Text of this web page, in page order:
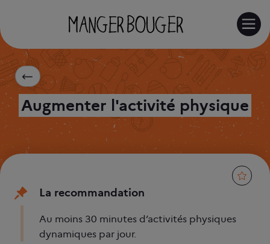
Augmenter l'activité physique
La recommandation
Au moins 30 minutes d’activités physiques
dynamiques par jour.